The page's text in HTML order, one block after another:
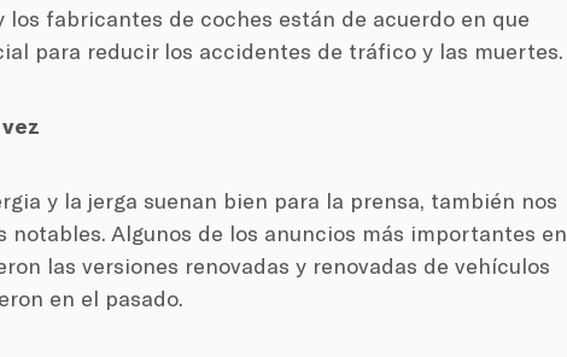
los fabricantes de coches están de acuerdo en que
para reducir los accidentes de tráfico y las muertes.
y la jerga suenan bien para la prensa, también nos
Algunos de los anuncios más importantes en
las versiones renovadas y renovadas de vehículos
en el pasado.